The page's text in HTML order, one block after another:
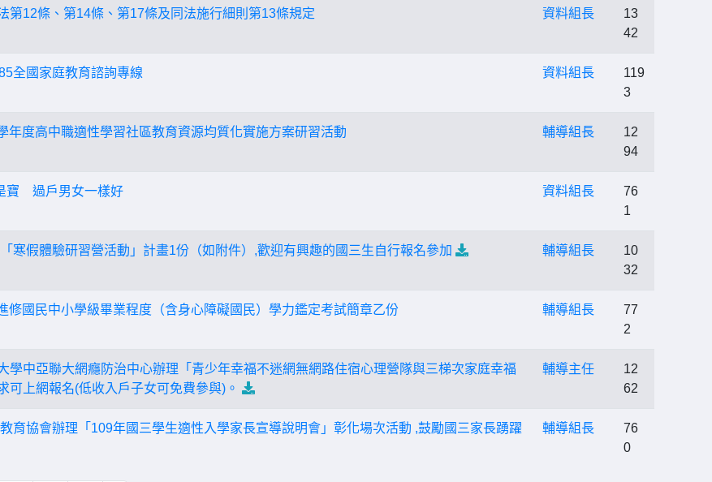
第12條、第14條、第17條及同法施行細則第13條規定 資料組長
13
42
全國家庭教育諮詢專線 資料組長
119
3
年度高中職適性學習社區教育資源均質化實施方案研習活動 輔導組長
12
94
寶 過戶男女一樣好 資料組長
76
1
寒假體驗研習營活動」計畫1份（如附件）,歡迎有興趣的國三生自行報名參加 輔導組長
10
32
修國民中小學級畢業程度（含身心障礙國民）學力鑑定考試簡章乙份 輔導組長
77
2
學中亞聯大網癮防治中心辦理「青少年幸福不迷網無網路住宿心理營隊與三梯次家庭幸福
可上網報名(低收入戶子女可免費參與)。
輔導主任
12
62
育協會辦理「109年國三學生適性入學家長宣導說明會」彰化場次活動 ,鼓勵國三家長踴躍
輔導組長
76
0